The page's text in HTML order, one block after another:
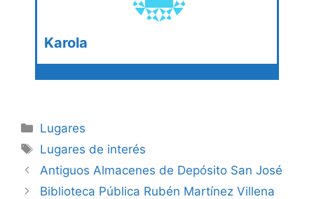
Karola
Categories
Lugares
Tags
Lugares de interés
Antiguos Almacenes de Depósito San José
Biblioteca Pública Rubén Martínez Villena